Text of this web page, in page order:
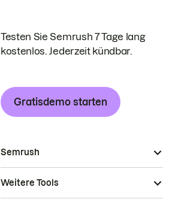
Testen Sie Semrush 7 Tage lang
kostenlos. Jederzeit kündbar.
Gratisdemo starten
Semrush
Weitere Tools